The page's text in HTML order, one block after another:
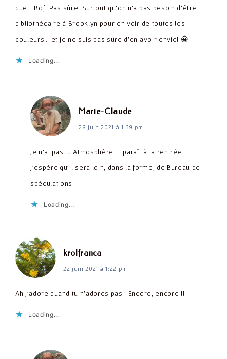
que… Bof. Pas sûre. Surtout qu’on n’a pas besoin d’être
bibliothécaire à Brooklyn pour en voir de toutes les
couleurs… et je ne suis pas sûre d’en avoir envie! 😀
Loading...
Marie-Claudedit :
28 juin 2021 à 1:39 pm
Je n’ai pas lu Atmosphère. Il paraît à la rentrée.
J’espère qu’il sera loin, dans la forme, de Bureau de
spéculations!
Loading...
krolfrancadit :
22 juin 2021 à 1:22 pm
Ah j’adore quand tu n’adores pas ! Encore, encore !!!
Loading...